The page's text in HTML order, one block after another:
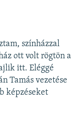
színházzal
ott volt rögtön a
itt. Eléggé
Tamás vezetése
képzéseket